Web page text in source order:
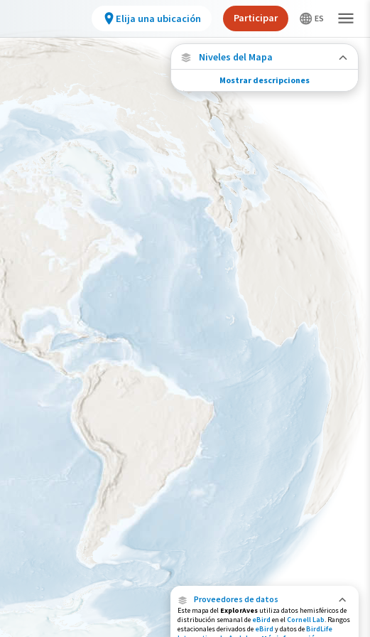
Proveedores de datos
Este mapa del ExplorAves utiliza datos hemisféricos de
distribución semanal de eBird en elCornell Lab. Rangos
estacionales derivados de eBird y datos deBirdLife
Niveles del Mapa
Migración de especies
Vea dónde viaja esta especie durante todo el
Abundancia de esta especie
Muy bajo Bajo Moderada Alto
Gama de especies por estación
Gama de verano
Rango de invierno
Rango a lo largo del año
Mostrar descripciones
Elija una ubicación Participar